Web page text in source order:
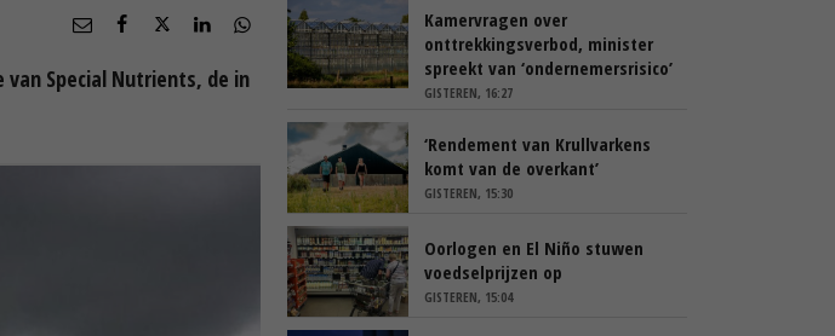
Special Nutrients, de in
Kamervragen over
onttrekkingsverbod, minister
spreekt van ‘ondernemersrisico’
GISTEREN, 16:27
‘Rendement van Krullvarkens
komt van de overkant’
GISTEREN, 15:30
Oorlogen en El Niño stuwen
voedselprijzen op
GISTEREN, 15:04